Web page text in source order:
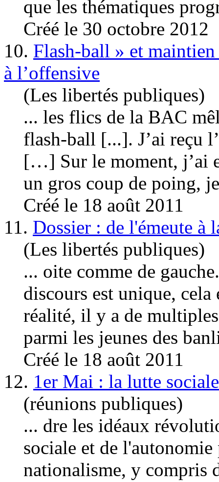
que les thématiques
Créé le 30 octobre 2012
10. Flash-ball » et
à l’offensive
(Les libertés publiques)
... les flics de la BAC
flash-ball [...]. J’ai reçu
[…] Sur le moment, j’ai
un gros coup de poing,
Créé le 18 août 2011
11. Dossier : de l'émeute à
(Les libertés publiques)
... oite comme de gauche
discours est unique,
réalité, il y a de
parmi les jeunes des
Créé le 18 août 2011
12. 1er Mai : la lutte
(réunions publiques)
... dre les idéaux
sociale et de
nationalisme, y compris